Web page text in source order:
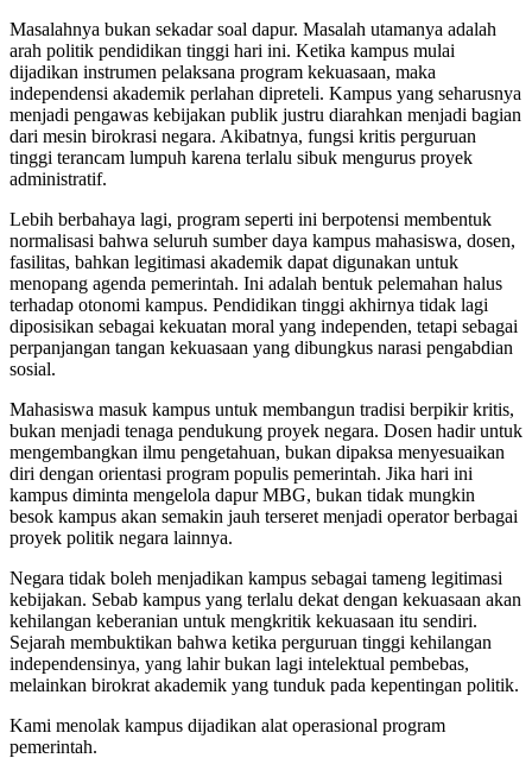
Masalahnya bukan sekadar soal dapur. Masalah utamanya adalah
arah politik pendidikan tinggi hari ini. Ketika kampus mulai
dijadikan instrumen pelaksana program kekuasaan, maka
independensi akademik perlahan dipreteli. Kampus yang seharusnya
menjadi pengawas kebijakan publik justru diarahkan menjadi bagian
dari mesin birokrasi negara. Akibatnya, fungsi kritis perguruan
tinggi terancam lumpuh karena terlalu sibuk mengurus proyek
administratif.
Lebih berbahaya lagi, program seperti ini berpotensi membentuk
normalisasi bahwa seluruh sumber daya kampus mahasiswa, dosen,
fasilitas, bahkan legitimasi akademik dapat digunakan untuk
menopang agenda pemerintah. Ini adalah bentuk pelemahan halus
terhadap otonomi kampus. Pendidikan tinggi akhirnya tidak lagi
diposisikan sebagai kekuatan moral yang independen, tetapi sebagai
perpanjangan tangan kekuasaan yang dibungkus narasi pengabdian
sosial.
Mahasiswa masuk kampus untuk membangun tradisi berpikir kritis,
bukan menjadi tenaga pendukung proyek negara. Dosen hadir untuk
mengembangkan ilmu pengetahuan, bukan dipaksa menyesuaikan
diri dengan orientasi program populis pemerintah. Jika hari ini
kampus diminta mengelola dapur MBG, bukan tidak mungkin
besok kampus akan semakin jauh terseret menjadi operator berbagai
proyek politik negara lainnya.
Negara tidak boleh menjadikan kampus sebagai tameng legitimasi
kebijakan. Sebab kampus yang terlalu dekat dengan kekuasaan akan
kehilangan keberanian untuk mengkritik kekuasaan itu sendiri.
Sejarah membuktikan bahwa ketika perguruan tinggi kehilangan
independensinya, yang lahir bukan lagi intelektual pembebas,
melainkan birokrat akademik yang tunduk pada kepentingan politik.
Kami menolak kampus dijadikan alat operasional program
pemerintah.